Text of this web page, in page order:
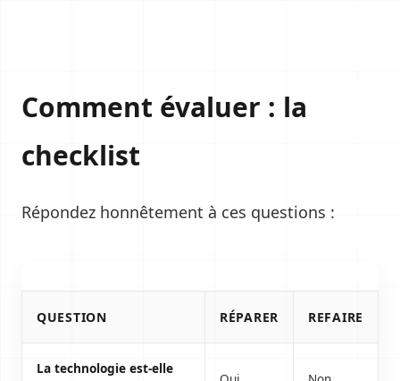
Comment évaluer : la
checklist
Répondez honnêtement à ces questions :
QUESTION RÉPARER REFAIRE
La technologie est-elle